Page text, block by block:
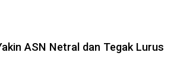
ASN Netral dan Tegak Lurus